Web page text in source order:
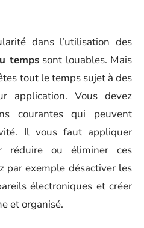
dans l’utilisation des
tempssont louables. Mais
tout le temps sujet à des
application. Vous devez
courantes qui peuvent
Il vous faut appliquer
réduire ou éliminer ces
par exemple désactiver les
électroniques et créer
et organisé.